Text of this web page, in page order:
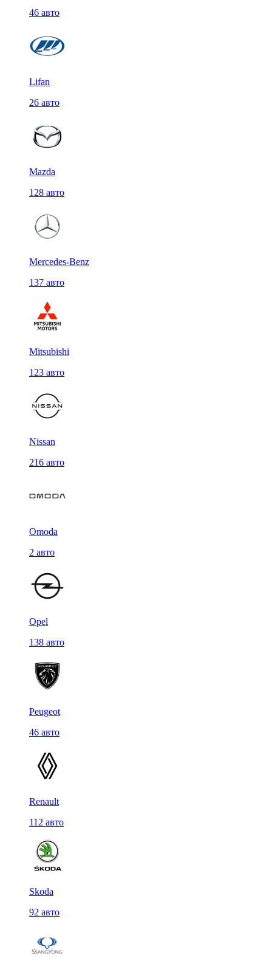
46 авто
Lifan
26 авто
Mazda
128 авто
Mercedes-Benz
137 авто
Mitsubishi
123 авто
Nissan
216 авто
Omoda
2 авто
Opel
138 авто
Peugeot
46 авто
Renault
112 авто
Skoda
92 авто